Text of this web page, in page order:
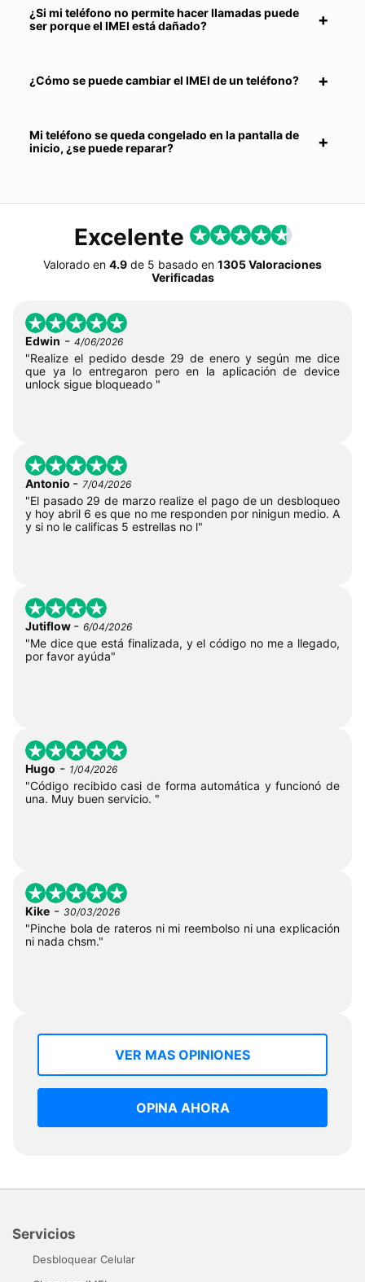
¿Si mi teléfono no permite hacer llamadas puede
ser porque el IMEI está dañado?
¿Cómo se puede cambiar el IMEI de un teléfono?
Mi teléfono se queda congelado en la pantalla de
inicio, ¿se puede reparar?
Excelente
Valorado en 4.9 de 5 basado en 1305 Valoraciones
Verificadas
Edwin - 4/06/2026
"Realize el pedido desde 29 de enero y según me dice
que ya lo entregaron pero en la aplicación de device
unlock sigue bloqueado "
Antonio - 7/04/2026
"El pasado 29 de marzo realize el pago de un desbloqueo
y hoy abril 6 es que no me responden por ninigun medio. A
y si no le calificas 5 estrellas no l"
Jutiflow - 6/04/2026
"Me dice que está finalizada, y el código no me a llegado,
por favor ayúda"
Hugo - 1/04/2026
"Código recibido casi de forma automática y funcionó de
una. Muy buen servicio. "
Kike - 30/03/2026
"Pinche bola de rateros ni mi reembolso ni una explicación
ni nada chsm."
VER MAS OPINIONES
OPINA AHORA
Servicios
Desbloquear Celular